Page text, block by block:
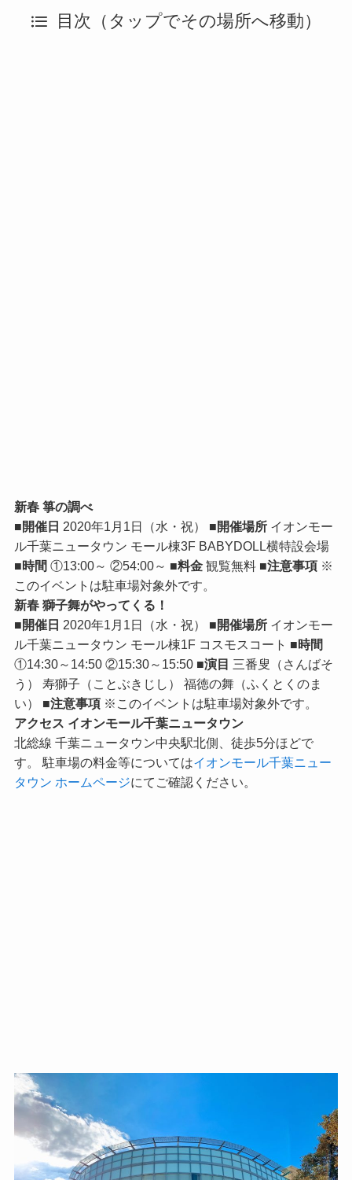
目次（タップでその場所へ移動）
新春 箏の調べ
■開催日 2020年1月1日（水・祝） ■開催場所イオンモー
ル千葉ニュータウン モール棟3F BABYDOLL横特設会場
■時間 ①13:00～ ②54:00～ ■料金観覧無料 ■注意事項※
このイベントは駐車場対象外です。
新春 獅子舞がやってくる！
■開催日 2020年1月1日（水・祝） ■開催場所イオンモー
ル千葉ニュータウン モール棟1F コスモスコート ■時間
①14:30～14:50 ②15:30～15:50 ■演目 三番叟（さんばそ
う） 寿獅子（ことぶきじし） 福徳の舞（ふくとくのま
い） ■注意事項※このイベントは駐車場対象外です。
アクセス イオンモール千葉ニュータウン
北総線 千葉ニュータウン中央駅北側、徒歩5分ほどで
す。 駐車場の料金等についてはイオンモール千葉ニュー
タウン ホームページにてご確認ください。